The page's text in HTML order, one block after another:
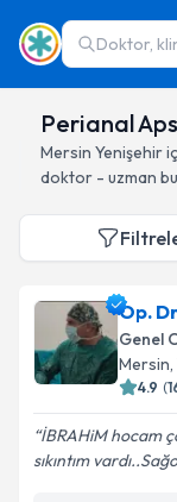
Doktor,
Perianal
Mersin Yenişehir
doktor - uzman
Op.
Genel
Mersin
4.9 (
İBRAHiM hocam
sıkıntım